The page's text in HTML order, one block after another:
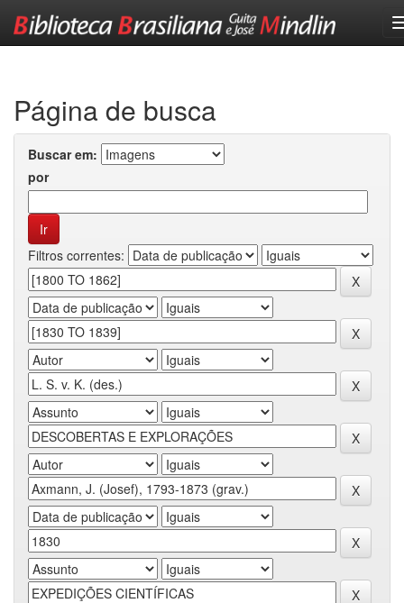
Página de busca
Buscar em:
por
Filtros correntes: